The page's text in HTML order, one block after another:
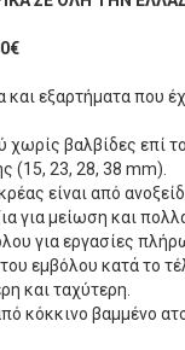
και εξαρτήματα που
χωρίς βαλβίδες επί
(15, 23, 28, 38 mm).
είναι από
για μείωση και
για εργασίες
εμβόλου κατά το
και ταχύτερη.
κόκκινο βαμμένο